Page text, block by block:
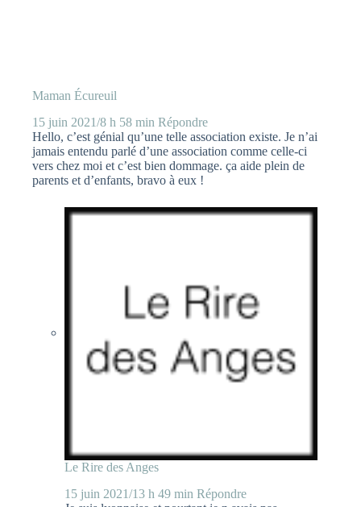
Maman Écureuil
15 juin 2021/8 h 58 min Répondre
Hello, c’est génial qu’une telle association existe. Je n’ai
jamais entendu parlé d’une association comme celle-ci
vers chez moi et c’est bien dommage. ça aide plein de
parents et d’enfants, bravo à eux !
Le Rire des Anges
15 juin 2021/13 h 49 min Répondre